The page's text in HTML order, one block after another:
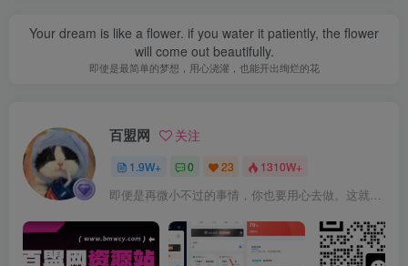
Your dream is like a flower. if you water it patiently, the flower
will come out beautifully.
即使是最简单的梦想，用心浇灌，也能开出绚烂的花
百盟网 关注
1.9W+ 0 23 1310W+
即便是再微小不过的事情，你也要用心去做。这就是成功的秘密